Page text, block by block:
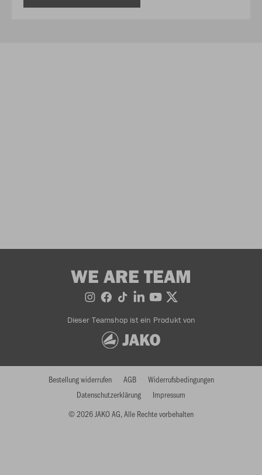
WE ARE TEAM
Dieser Teamshop ist ein Produkt von
© 2026 JAKO AG, Alle Rechte vorbehalten
Bestellung widerrufen AGB
Widerrufsbedingungen
Datenschutzerklärung
Impressum